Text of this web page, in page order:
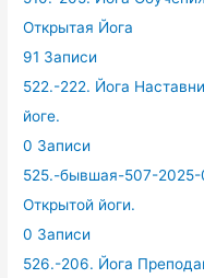
Открытая Йога
91 Записи
522.-222. Йога
йоге.
0 Записи
525.-бывшая-507-
Открытой йоги.
0 Записи
526.-206. Йога